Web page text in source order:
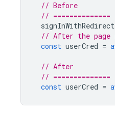
// Before
// ==============
signInWithRedirect
// After the page
const userCred =
// After
// ==============
const userCred =